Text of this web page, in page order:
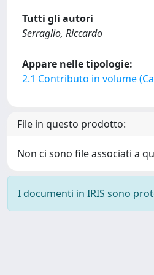
Tutti gli autori
Serraglio, Riccardo
Appare nelle tipologie:
2.1 Contributo in volume
File in questo prodotto:
Non ci sono file associati a
I documenti in IRIS sono